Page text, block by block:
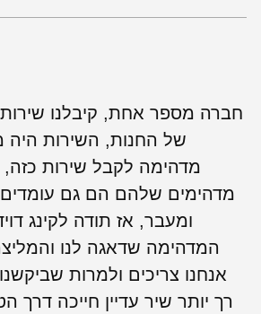
חברה מספר אחת, קיבלנו
של החנות, השירות
מדהימה לקבל שירות
מדהימים שלהם הם גם
ומעבר, אז תודה לקינג
המדהימה שדאגה לנו
אנחנו צריכים ולמרות
רך יותר שיר עדיין חייכה דרך